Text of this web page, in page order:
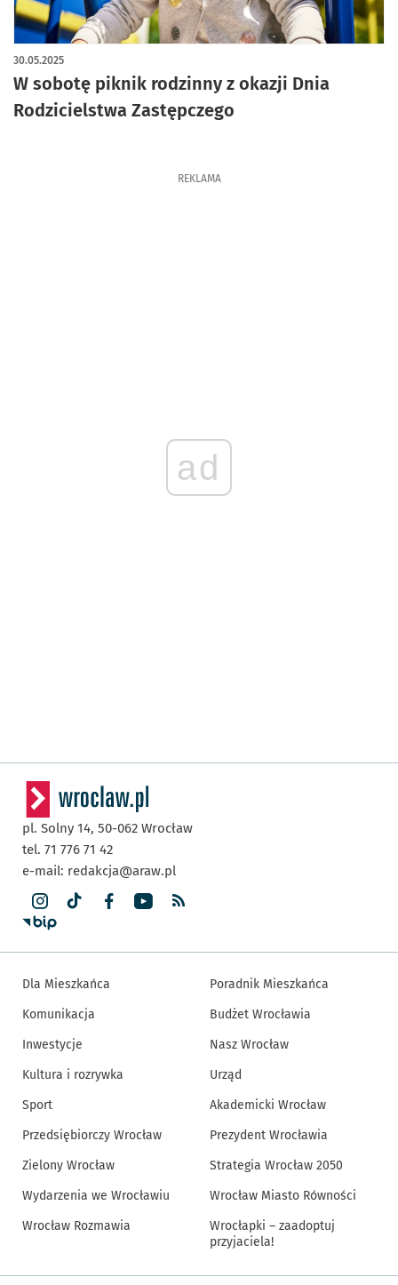
W sobotę piknik rodzinny z okazji Dnia
Rodzicielstwa Zastępczego
30.05.2025
REKLAMA
ad
pl. Solny 14, 50-062 Wrocław
tel. 71 776 71 42
e-mail: redakcja@araw.pl
Dla Mieszkańca
Komunikacja
Inwestycje
Kultura i rozrywka
Sport
Przedsiębiorczy Wrocław
Zielony Wrocław
Wydarzenia we Wrocławiu
Wrocław Rozmawia
Poradnik Mieszkańca
Budżet Wrocławia
Nasz Wrocław
Urząd
Akademicki Wrocław
Prezydent Wrocławia
Strategia Wrocław 2050
Wrocław Miasto Równości
Wrocłapki – zaadoptuj
przyjaciela!